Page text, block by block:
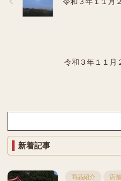
令和３年１１月
新着記事
商品紹介 店